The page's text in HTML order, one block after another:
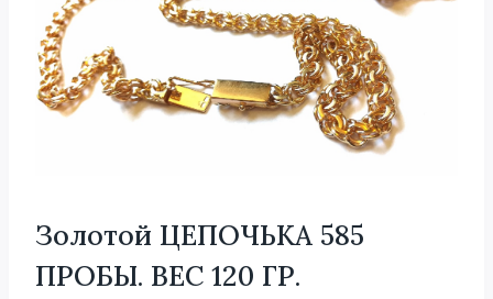
Золотой ЦЕПОЧЬКА 585
ПРОБЫ. BЕС 120 ГР.